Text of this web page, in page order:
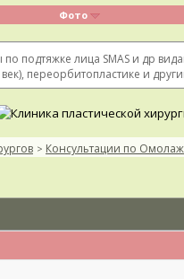
Фото
подтяжке лица SMAS и др
переорбитопластике и
> Консультации по